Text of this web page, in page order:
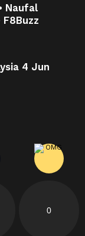
Naufal
F8Buzz
4 Jun
0